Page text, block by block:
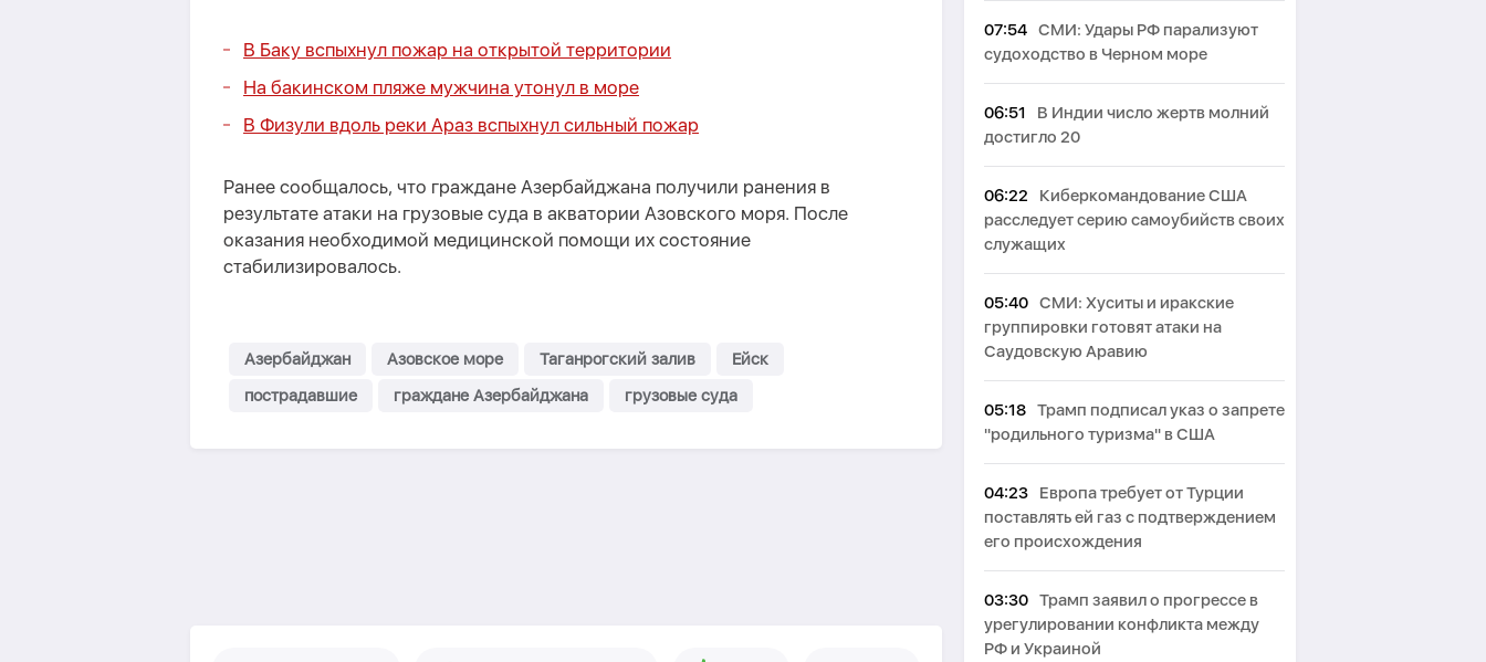
В Баку вспыхнул пожар на открытой территории
На бакинском пляже мужчина утонул в море
В Физули вдоль реки Араз вспыхнул сильный пожар
Ранее сообщалось, что граждане Азербайджана получили ранения в
результате атаки на грузовые суда в акватории Азовского моря. После
оказания необходимой медицинской помощи их состояние
стабилизировалось.
Азербайджан Азовское море Таганрогский залив
Ейск
пострадавшие
граждане Азербайджана грузовые суда
07:54 СМИ: Удары РФ парализуют
судоходство в Черном море
06:51
В Индии число жертв молний
достигло 20
06:22
Киберкомандование США
расследует серию самоубийств своих
служащих
05:40 СМИ: Хуситы и иракские
группировки готовят атаки на
Саудовскую Аравию
05:18 Трамп подписал указ о запрете
"родильного туризма" в США
04:23
Европа требует от Турции
поставлять ей газ с подтверждением
его происхождения
03:30 Трамп заявил о прогрессе в
урегулировании конфликта между
РФ и Украиной